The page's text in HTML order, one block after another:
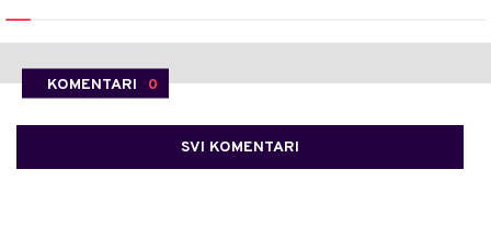
KOMENTARI 0
SVI KOMENTARI